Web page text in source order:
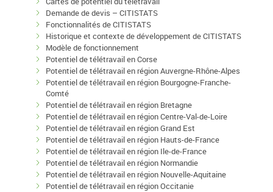
Demande de devis – CITISTATS
Fonctionnalités de CITISTATS
Historique et contexte de développement de CITISTATS
Modèle de fonctionnement
Potentiel de télétravail en Corse
Potentiel de télétravail en région Auvergne-Rhône-Alpes
Potentiel de télétravail en région Bourgogne-Franche-
Comté
Potentiel de télétravail en région Bretagne
Potentiel de télétravail en région Centre-Val-de-Loire
Potentiel de télétravail en région Grand Est
Potentiel de télétravail en région Hauts-de-France
Potentiel de télétravail en région Ile-de-France
Potentiel de télétravail en région Normandie
Potentiel de télétravail en région Nouvelle-Aquitaine
Potentiel de télétravail en région Occitanie